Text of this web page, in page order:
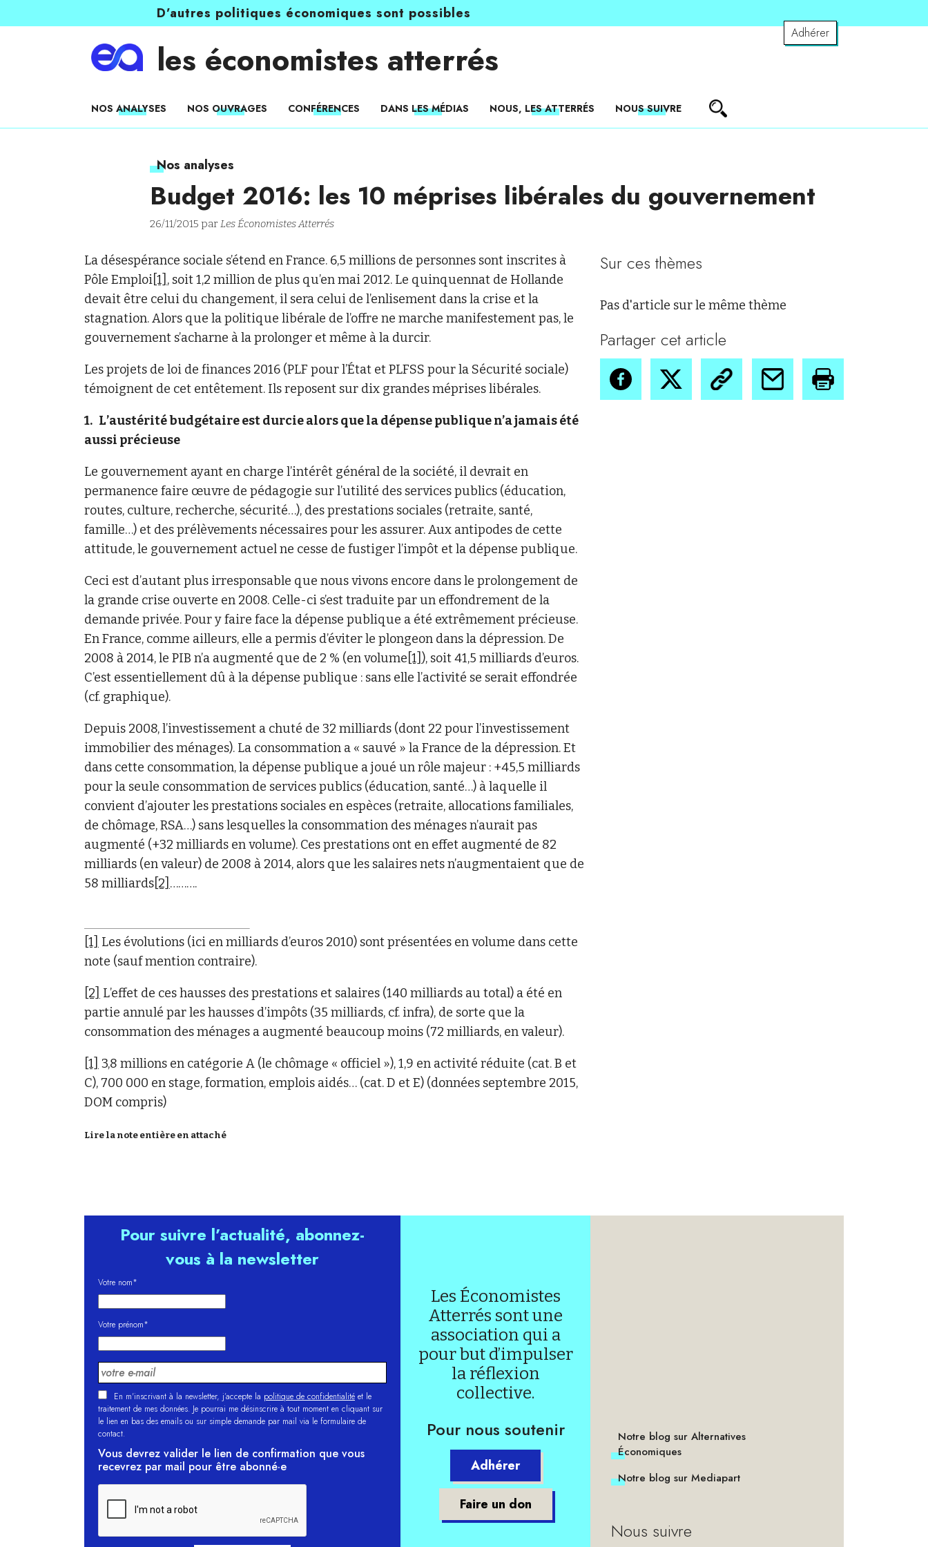
D’autres politiques économiques sont possibles
Adhérer
les économistes atterrés
NOS ANALYSES NOS OUVRAGES CONFÉRENCES DANS LES MÉDIAS NOUS, LES ATTERRÉS NOUS SUIVRE
Nos analyses
Budget 2016: les 10 méprises libérales du gouvernement
26/11/2015 parLes Économistes Atterrés
La désespérance sociale s’étend en France. 6,5 millions de personnes sont inscrites à
Pôle Emploi [1] , soit 1,2 million de plus qu’en mai 2012. Le quinquennat de Hollande
devait être celui du changement, il sera celui de l’enlisement dans la crise et la
stagnation. Alors que la politique libérale de l’offre ne marche manifestement pas, le
gouvernement s’acharne à la prolonger et même à la durcir.
Les projets de loi de finances 2016 (PLF pour l’État et PLFSS pour la Sécurité sociale)
témoignent de cet entêtement. Ils reposent sur dix grandes méprises libérales.
1. L’austérité budgétaire est durcie alors que la dépense publique n’a jamais été
aussi précieuse
Le gouvernement ayant en charge l’intérêt général de la société, il devrait en
permanence faire œuvre de pédagogie sur l’utilité des services publics (éducation,
routes, culture, recherche, sécurité…), des prestations sociales (retraite, santé,
famille…) et des prélèvements nécessaires pour les assurer. Aux antipodes de cette
attitude, le gouvernement actuel ne cesse de fustiger l’impôt et la dépense publique.
Ceci est d’autant plus irresponsable que nous vivons encore dans le prolongement de
la grande crise ouverte en 2008. Celle-ci s’est traduite par un effondrement de la
demande privée. Pour y faire face la dépense publique a été extrêmement précieuse.
En France, comme ailleurs, elle a permis d’éviter le plongeon dans la dépression. De
2008 à 2014, le PIB n’a augmenté que de 2 % (en volume [1] ), soit 41,5 milliards d’euros.
C’est essentiellement dû à la dépense publique : sans elle l’activité se serait effondrée
(cf. graphique).
Depuis 2008, l’investissement a chuté de 32 milliards (dont 22 pour l’investissement
immobilier des ménages). La consommation a « sauvé » la France de la dépression. Et
dans cette consommation, la dépense publique a joué un rôle majeur : +45,5 milliards
pour la seule consommation de services publics (éducation, santé…) à laquelle il
convient d’ajouter les prestations sociales en espèces (retraite, allocations familiales,
de chômage, RSA…) sans lesquelles la consommation des ménages n’aurait pas
augmenté (+32 milliards en volume). Ces prestations ont en effet augmenté de 82
milliards (en valeur) de 2008 à 2014, alors que les salaires nets n’augmentaient que de
58 milliards [2] ……….
[1] Les évolutions (ici en milliards d’euros 2010) sont présentées en volume dans cette
note (sauf mention contraire).
[2] L’effet de ces hausses des prestations et salaires (140 milliards au total) a été en
partie annulé par les hausses d’impôts (35 milliards, cf. infra), de sorte que la
consommation des ménages a augmenté beaucoup moins (72 milliards, en valeur).
[1] 3,8 millions en catégorie A (le chômage « officiel »), 1,9 en activité réduite (cat. B et
C), 700 000 en stage, formation, emplois aidés… (cat. D et E) (données septembre 2015,
DOM compris)
Lire la note entière en attaché
Sur ces thèmes
Pas d'article sur le même thème
Partager cet article
Pour suivre l’actualité, abonnez-
vous à la newsletter
Votre nom*
Votre prénom*
En m'inscrivant à la newsletter, j’accepte la politique de confidentialité et le
traitement de mes données. Je pourrai me désinscrire à tout moment en cliquant sur
le lien en bas des emails ou sur simple demande par mail via le formulaire de
contact.
Vous devrez valider le lien de confirmation que vous
recevrez par mail pour être abonné·e
Les Économistes
Atterrés sont une
association qui a
pour but d’impulser
la réflexion
collective.
Pour nous soutenir
Adhérer
Faire un don
Notre blog sur Alternatives
Économiques
Notre blog sur Mediapart
Nous suivre